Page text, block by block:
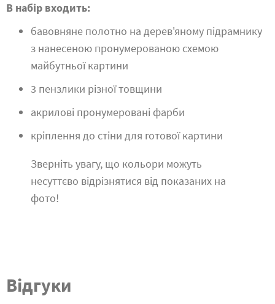
В набір входить:
бавовняне полотно на дерев'яному підрамнику
з нанесеною пронумерованою схемою
майбутньої картини
3 пензлики різної товщини
акрилові пронумеровані фарби
кріплення до стіни для готової картини
Зверніть увагу, що кольори можуть
несуттєво відрізнятися від показаних на
фото!
Відгуки